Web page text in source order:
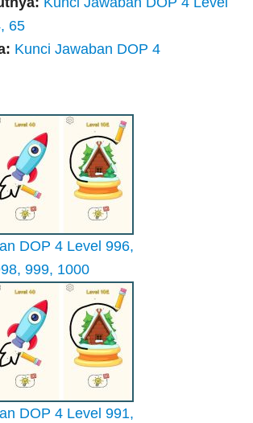
65
Kunci Jawaban DOP 4
DOP 4 Level 996,
999, 1000
DOP 4 Level 991,